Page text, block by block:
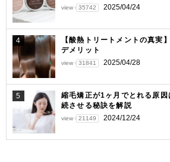
view 35742 2025/04/24
4
【酸熱トリートメントの真実
デメリット
view 31841 2025/04/28
5
縮毛矯正が1ヶ月でとれる原
続させる秘訣を解説
view 21149 2024/12/24